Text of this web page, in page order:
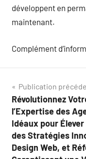
développent en
maintenant.
Complément
Navigation
de
l’article
Publication
Révolutionnez
l’Expertise des
Idéaux pour
des Stratégies
Design Web, et